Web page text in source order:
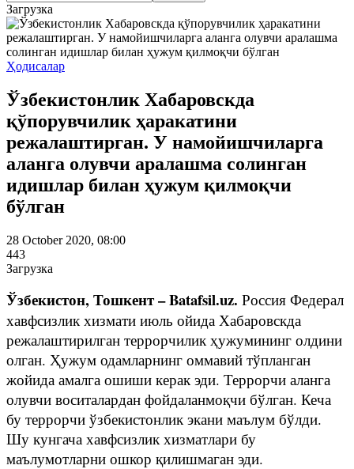
Загрузка
Ҳодисалар
Ўзбекистонлик Хабаровскда
қўпорувчилик ҳаракатини
режалаштирган. У намойишчиларга
аланга олувчи аралашма солинган
идишлар билан ҳужум қилмоқчи
бўлган
28 October 2020, 08:00
443
Загрузка
Ўзбекистон, Тошкент – Batafsil.uz. Россия Федерал
хавфсизлик хизмати июль ойида Хабаровскда
режалаштирилган террорчилик ҳужумининг олдини
олган. Ҳужум одамларнинг оммавий тўпланган
жойида амалга ошиши керак эди. Террорчи аланга
олувчи воситалардан фойдаланмоқчи бўлган. Кеча
бу террорчи ўзбекистонлик экани маълум бўлди.
Шу кунгача хавфсизлик хизматлари бу
маълумотларни ошкор қилишмаган эди.